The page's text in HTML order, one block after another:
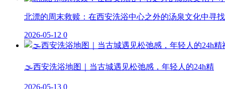
北漂的周末救赎：在西安洗浴中心之外的汤泉文化中寻
2026-05-12 0
🌫️西安洗浴地图｜当古城遇见松弛感，年轻人的24h精
2026-05-13 0